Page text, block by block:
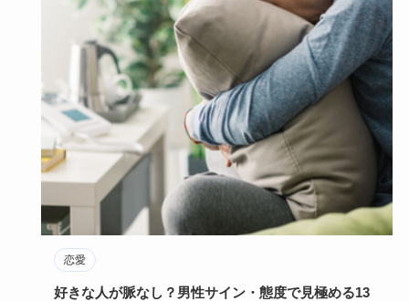
恋愛
好きな人が脈なし？男性サイン・態度で見極める13